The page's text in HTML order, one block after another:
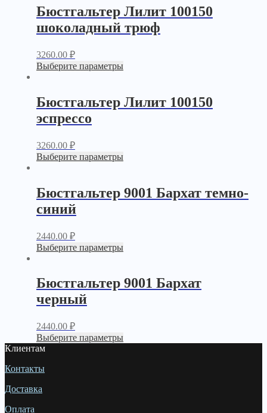
Бюстгальтер Лилит 100150
шоколадный трюф
3260.00 ₽
Выберите параметры
Бюстгальтер Лилит 100150
эспрессо
3260.00 ₽
Выберите параметры
Бюстгальтер 9001 Бархат темно-
синий
2440.00 ₽
Выберите параметры
Бюстгальтер 9001 Бархат
черный
2440.00 ₽
Выберите параметры
Клиентам
Контакты
Доставка
Оплата